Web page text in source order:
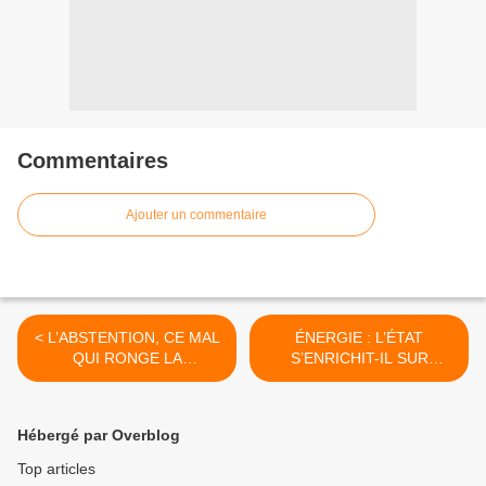
Commentaires
Ajouter un commentaire
< L’ABSTENTION, CE MAL
QUI RONGE LA
DÉMOCRATIE ET NOS
ÉNERGIE : L’ÉTAT
S’ENRICHIT-IL SUR
NOTRE DOS ? >
Hébergé par Overblog
Top articles